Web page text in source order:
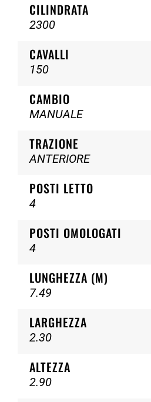
CILINDRATA
2300
CAVALLI
150
CAMBIO
MANUALE
TRAZIONE
ANTERIORE
POSTI LETTO
4
POSTI OMOLOGATI
4
LUNGHEZZA (M)
7.49
LARGHEZZA
2.30
ALTEZZA
2.90